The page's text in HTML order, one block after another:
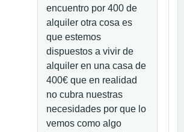
encuentro por 400 de
alquiler otra cosa es
que estemos
dispuestos a vivir de
alquiler en una casa de
400€ que en realidad
no cubra nuestras
necesidades por que lo
vemos como algo